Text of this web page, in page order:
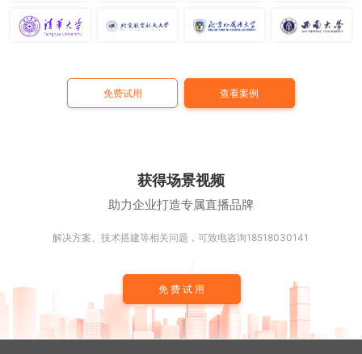
免费试用 查看案例
获得场景视频
助力企业打造专属直播品牌
解决方案、技术搭建等相关问题，可致电咨询18518030141
免费试用